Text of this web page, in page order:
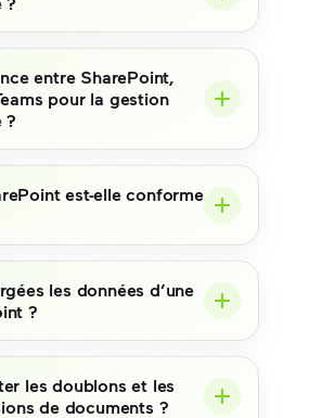
entre SharePoint,
pour la gestion
?
est-elle conforme
les données d’une
?
les doublons et les
de documents ?